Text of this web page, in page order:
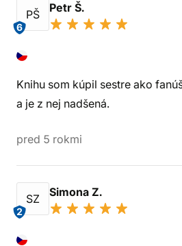
PŠ
6
Petr Š.
Knihu som kúpil sestre ako
a je z nej nadšená.
pred 5 rokmi
SZ
2
Simona Z.